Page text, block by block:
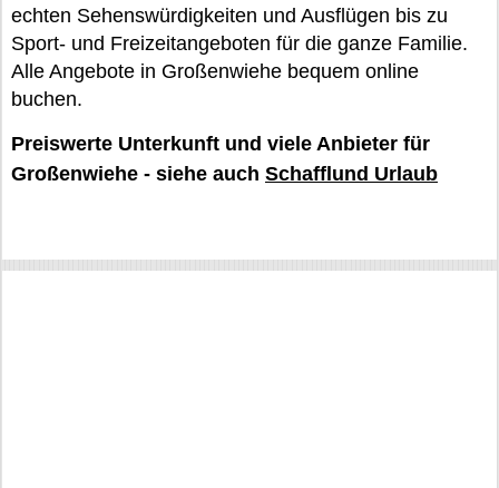
echten Sehenswürdigkeiten und Ausflügen bis zu
Sport- und Freizeitangeboten für die ganze Familie.
Alle Angebote in Großenwiehe bequem online
buchen.
Preiswerte Unterkunft und viele Anbieter für
Großenwiehe - siehe auch Schafflund Urlaub